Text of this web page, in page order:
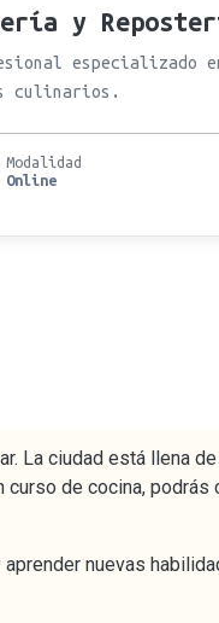
y
especializado
culinarios.
Modalidad
Online
La ciudad está llena
de cocina,
nuevas